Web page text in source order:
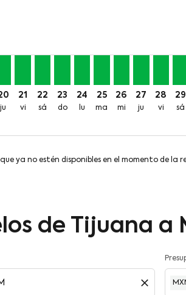
ju
21
vi
22
sá
23
do
24
lu
25
ma
26
mi
27
ju
28
vi
29
sá
ya no estén disponibles en el momento de la
de Tijuana a
close